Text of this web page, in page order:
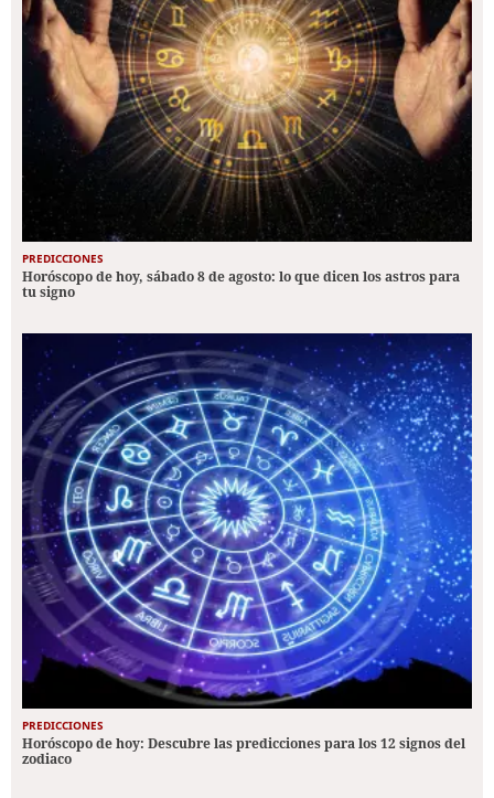
PREDICCIONES
Horóscopo de hoy, sábado 8 de agosto: lo que dicen los astros para
tu signo
PREDICCIONES
Horóscopo de hoy: Descubre las predicciones para los 12 signos del
zodiaco